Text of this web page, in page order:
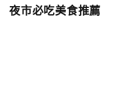
夜市必吃美食推薦